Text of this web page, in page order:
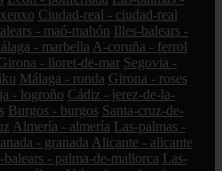
Ciudad-real - ciudad-real
- maó-mahón Illes-balears -
- marbella A-coruña - ferrol
- lloret-de-mar Segovia -
Málaga - ronda Girona - roses
- logroño Cádiz - jerez-de-la-
Burgos - burgos Santa-cruz-de-
Almería - almería Las-palmas -
- granada Alicante - alicante
balears - palma-de-mallorca Las-